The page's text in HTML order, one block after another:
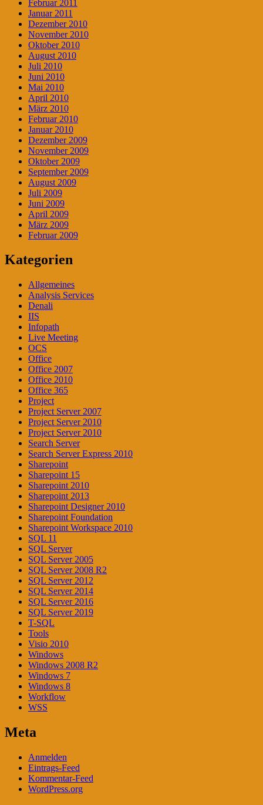
Februar 2011
Januar 2011
Dezember 2010
November 2010
Oktober 2010
August 2010
Juli 2010
Juni 2010
Mai 2010
April 2010
März 2010
Februar 2010
Januar 2010
Dezember 2009
November 2009
Oktober 2009
September 2009
August 2009
Juli 2009
Juni 2009
April 2009
März 2009
Februar 2009
Kategorien
Allgemeines
Analysis Services
Denali
IIS
Infopath
Live Meeting
OCS
Office
Office 2007
Office 2010
Office 365
Project
Project Server 2007
Project Server 2010
Project Server 2010
Search Server
Search Server Express 2010
Sharepoint
Sharepoint 15
Sharepoint 2010
Sharepoint 2013
Sharepoint Designer 2010
Sharepoint Foundation
Sharepoint Workspace 2010
SQL 11
SQL Server
SQL Server 2005
SQL Server 2008 R2
SQL Server 2012
SQL Server 2014
SQL Server 2016
SQL Server 2019
T-SQL
Tools
Visio 2010
Windows
Windows 2008 R2
Windows 7
Windows 8
Workflow
WSS
Meta
Anmelden
Eintrags-Feed
Kommentar-Feed
WordPress.org